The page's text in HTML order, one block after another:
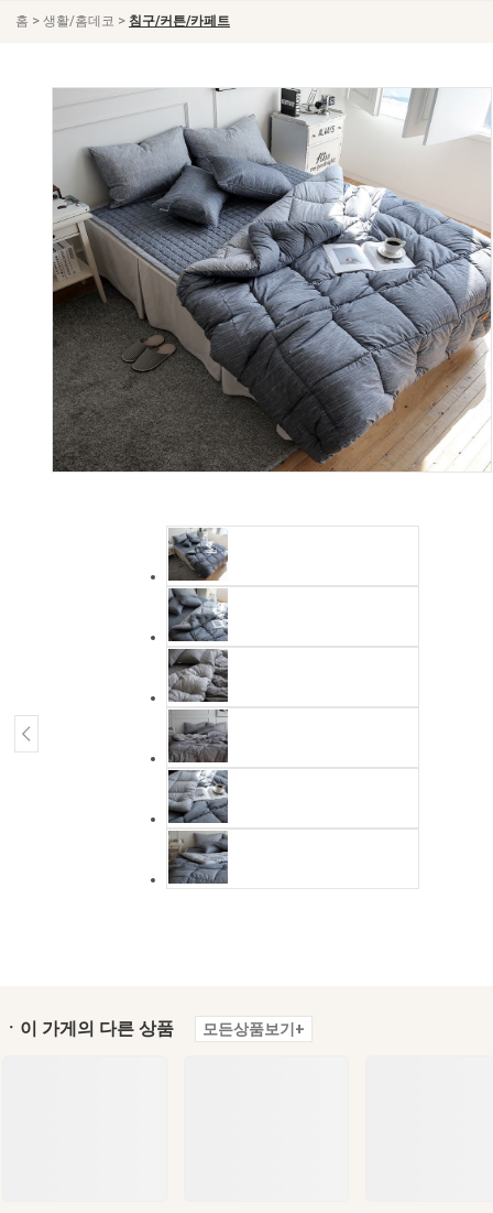
홈 > 생활/홈데코 > 침구/커튼/카페트
ㆍ이 가게의 다른 상품 모든상품보기+